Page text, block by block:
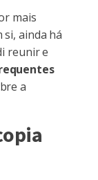
mais
ainda há
reunir e
a